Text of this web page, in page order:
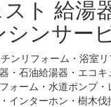
ト 給湯
ンサー
ンリフォーム・浴室
・石油給湯器・エコ
ォーム・水道ポンプ
インターホン・樹木